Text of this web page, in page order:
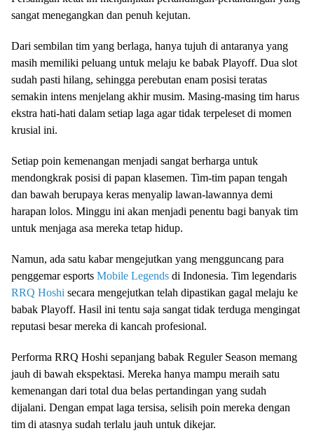
sangat menegangkan dan penuh kejutan.
Dari sembilan tim yang berlaga, hanya tujuh di antaranya yang
masih memiliki peluang untuk melaju ke babak Playoff. Dua slot
sudah pasti hilang, sehingga perebutan enam posisi teratas
semakin intens menjelang akhir musim. Masing-masing tim harus
ekstra hati-hati dalam setiap laga agar tidak terpeleset di momen
krusial ini.
Setiap poin kemenangan menjadi sangat berharga untuk
mendongkrak posisi di papan klasemen. Tim-tim papan tengah
dan bawah berupaya keras menyalip lawan-lawannya demi
harapan lolos. Minggu ini akan menjadi penentu bagi banyak tim
untuk menjaga asa mereka tetap hidup.
Namun, ada satu kabar mengejutkan yang mengguncang para
penggemar esports Mobile Legends di Indonesia. Tim legendaris
RRQ Hoshi secara mengejutkan telah dipastikan gagal melaju ke
babak Playoff. Hasil ini tentu saja sangat tidak terduga mengingat
reputasi besar mereka di kancah profesional.
Performa RRQ Hoshi sepanjang babak Reguler Season memang
jauh di bawah ekspektasi. Mereka hanya mampu meraih satu
kemenangan dari total dua belas pertandingan yang sudah
dijalani. Dengan empat laga tersisa, selisih poin mereka dengan
tim di atasnya sudah terlalu jauh untuk dikejar.